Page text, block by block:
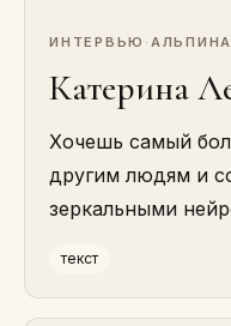
ИНТЕРВЬЮ ·
Катерина
Хочешь самый
другим людям и
зеркальными
текст